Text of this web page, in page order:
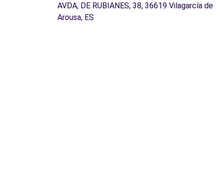
AVDA, DE RUBIANES, 38, 36619 Vilagarcía de
Arousa, ES